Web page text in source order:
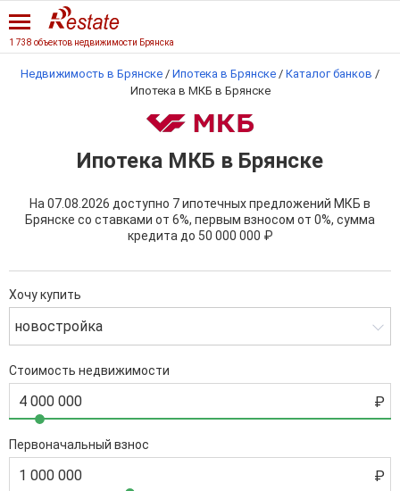
1 738 объектов недвижимости Брянска
Недвижимость в Брянске / Ипотека в Брянске / Каталог банков /
Ипотека в МКБ в Брянске
Ипотека МКБ в Брянске
На 07.08.2026 доступно 7 ипотечных предложений МКБ в
Брянске со ставками от 6%, первым взносом от 0%, сумма
кредита до 50 000 000 ₽
Хочу купить
новостройка
Стоимость недвижимости
Первоначальный взнос